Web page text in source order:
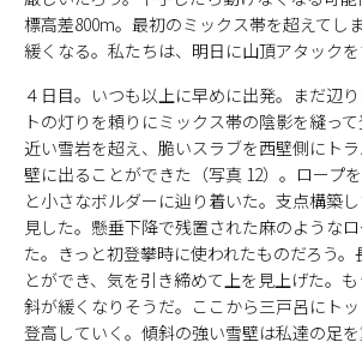
標高差800m。最初のミックス帯を超えてし
緩くなる。私たちは、明日に山頂アタックを
４日目。いつも以上に早めに出発。まだ辺
トの灯りを頼りにミックス帯の陰影を縫っ
近い雪岩を超え、脆いスラブを西壁側にト
壁に出ることができた（写真 12）。ロープ
と小さなボルダーに辿り着いた。支点構築
見した。懸垂下降で残置された麻のような
た。きっと初登攀時に使われたものだろう
とができ、気を引き締めて上を見上げた。
斜が緩くなりそうだ。ここから三戸呂にト
登高していく。傾斜の強い雪壁は私達の足